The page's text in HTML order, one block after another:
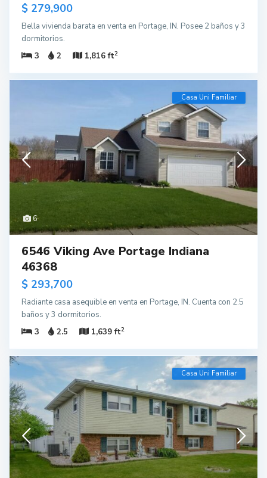
$ 279,900
Bella vivienda barata en venta en Portage, IN. Posee 2 baños y 3
dormitorios.
3
2 1,816 ft2
6
Casa Uni Familiar
6546 Viking Ave Portage Indiana
46368
$ 293,700
Radiante casa asequible en venta en Portage, IN. Cuenta con 2.5
baños y 3 dormitorios.
3
2.5 1,639 ft2
Casa Uni Familiar